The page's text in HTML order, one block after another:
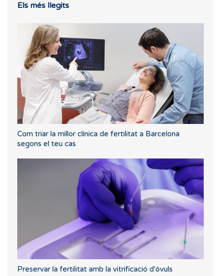
Els més llegits
Com triar la millor clínica de fertilitat a Barcelona
segons el teu cas
Preservar la fertilitat amb la vitrificació d'òvuls